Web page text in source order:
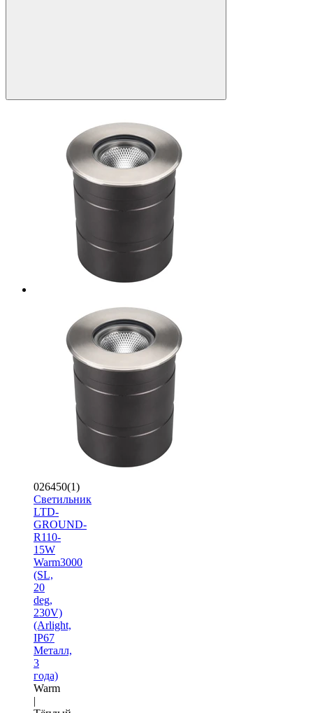
026450(1)
Светильник
LTD-
GROUND-
R110-
15W
Warm3000
(SL,
20
deg,
230V)
(Arlight,
IP67
Металл,
3
года)
Warm
|